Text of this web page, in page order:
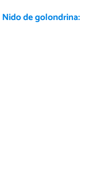
Nido de golondrina: